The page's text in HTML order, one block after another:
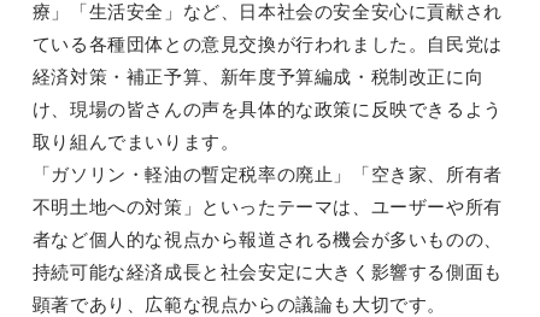
療」「生活安全」など、日本社会の安全安心に貢献され
ている各種団体との意見交換が行われました。自民党は
経済対策・補正予算、新年度予算編成・税制改正に向
け、現場の皆さんの声を具体的な政策に反映できるよう
取り組んでまいります。
「ガソリン・軽油の暫定税率の廃止」「空き家、所有者
不明土地への対策」といったテーマは、ユーザーや所有
者など個人的な視点から報道される機会が多いものの、
持続可能な経済成長と社会安定に大きく影響する側面も
顕著であり、広範な視点からの議論も大切です。